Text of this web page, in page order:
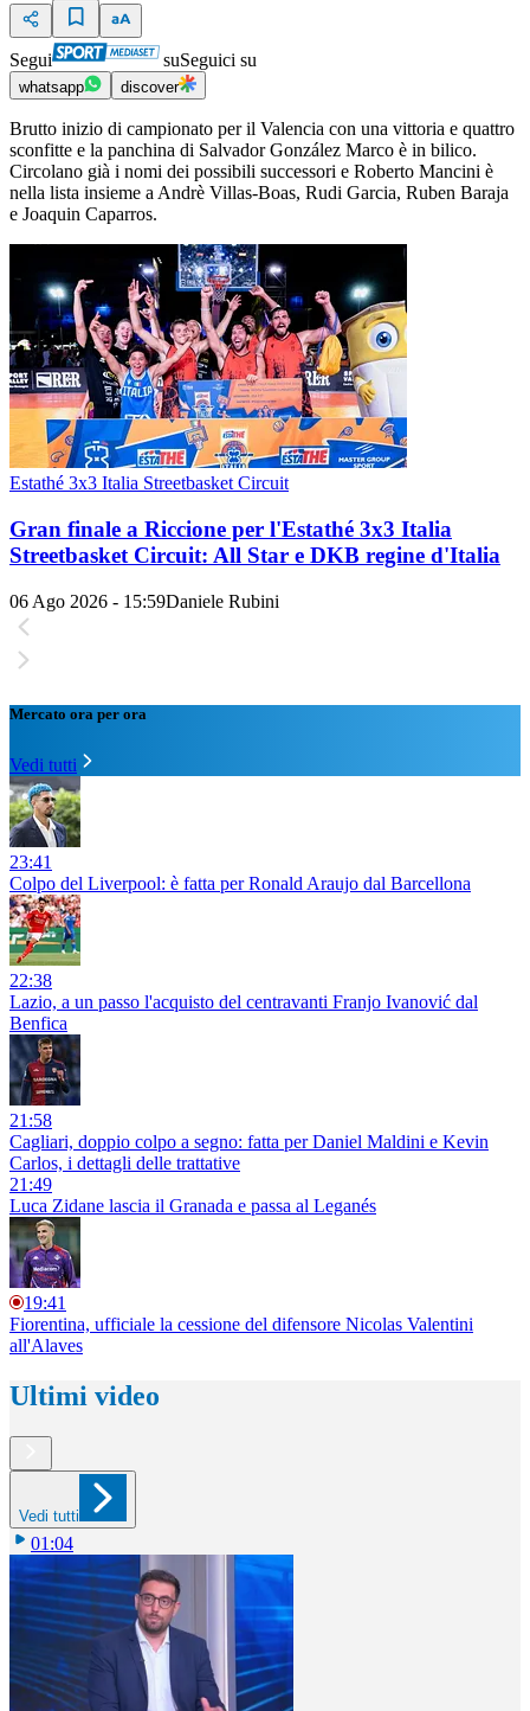
Segui suSeguici su
whatsapp discover
Brutto inizio di campionato per il Valencia con una vittoria e quattro
sconfitte e la panchina di Salvador González Marco è in bilico.
Circolano già i nomi dei possibili successori e Roberto Mancini è
nella lista insieme a Andrè Villas-Boas, Rudi Garcia, Ruben Baraja
e Joaquin Caparros.
Estathé 3x3 Italia Streetbasket Circuit
Gran finale a Riccione per l'Estathé 3x3 Italia
Streetbasket Circuit: All Star e DKB regine d'Italia
06 Ago 2026 - 15:59Daniele Rubini
Mercato ora per ora
Vedi tutti
23:41
Colpo del Liverpool: è fatta per Ronald Araujo dal Barcellona
22:38
Lazio, a un passo l'acquisto del centravanti Franjo Ivanović dal
Benfica
21:58
Cagliari, doppio colpo a segno: fatta per Daniel Maldini e Kevin
Carlos, i dettagli delle trattative
21:49
Luca Zidane lascia il Granada e passa al Leganés
19:41
Fiorentina, ufficiale la cessione del difensore Nicolas Valentini
all'Alaves
Ultimi video
Vedi tutti
01:04